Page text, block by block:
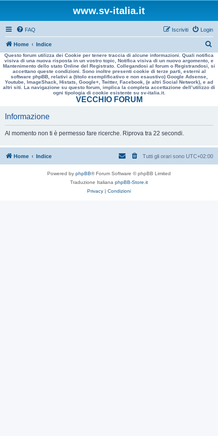
www.sv-italia.it
FAQ Login
Iscriviti
Home Indice
e
r
a
Questo forum utilizza dei Cookie per tenere traccia di alcune informazioni. Quali notifica
visiva di una nuova risposta in un vostro topic, Notifica visiva di un nuovo argomento, e
Mantenimento dello stato Online del Registrato. Collegandosi al forum o Registrandosi, si
accettano queste condizioni. Sono inoltre presenti cookie di terze parti, esterni al
software phpBB, relativi a (titolo esemplificativo e non esaustivo) Google Adsense,
Youtube, ImageShack, Histats, Google+, Twitter, Facebook, (e altri Social Network), e ad
altri siti. La navigazione su questo forum, implica la completa accettazione dell’utilizzo di
ogni tipologia di cookie esistente su sv-italia.it.
VECCHIO FORUM
Informazione
Al momento non ti è permesso fare ricerche. Riprova tra 22 secondi.
Home Indice Tutti gli orari sono UTC+02:00
Powered by phpBB® Forum Software © phpBB Limited
Traduzione Italiana phpBB-Store.it
Privacy | Condizioni